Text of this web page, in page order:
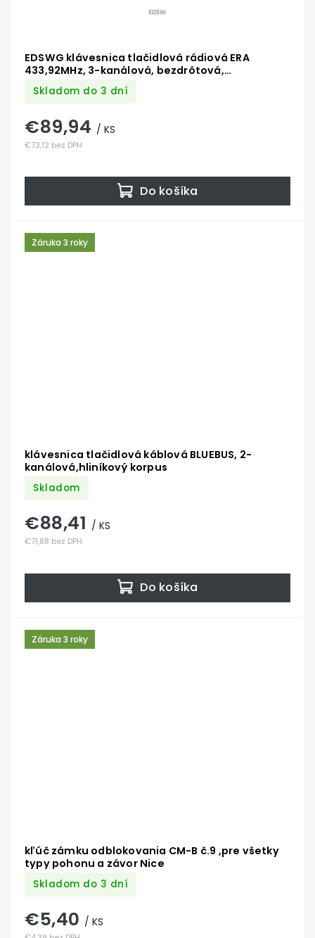
EDSWG klávesnica tlačidlová rádiová ERA
433,92MHz, 3-kanálová, bezdrôtová,
kompatibilná so sériou FLOR
Skladom do 3 dní
€73,12 bez DPH
€89,94 / KS
Do košíka
Záruka 3 roky
klávesnica tlačidlová káblová BLUEBUS, 2-
kanálová,hliníkový korpus
Skladom
€71,88 bez DPH
€88,41 / KS
Do košíka
Záruka 3 roky
kľúč zámku odblokovania CM-B č.9 ,pre všetky
typy pohonu a závor Nice
Skladom do 3 dní
€5,40 / KS